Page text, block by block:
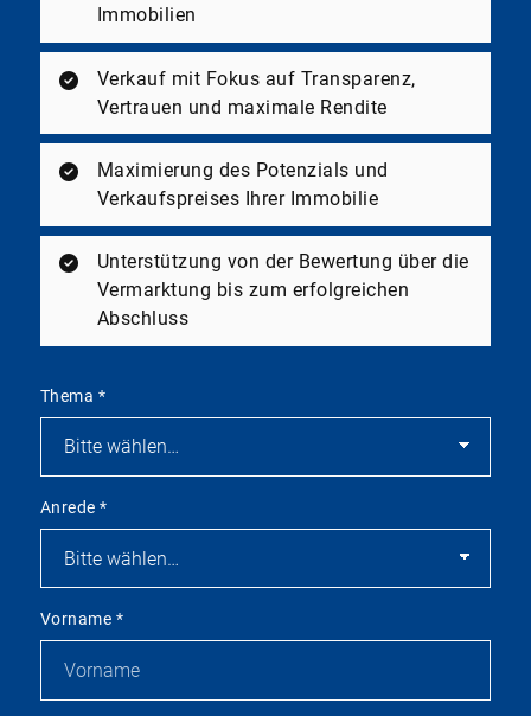
Immobilien
Verkauf mit Fokus auf Transparenz,
Vertrauen und maximale Rendite
Maximierung des Potenzials und
Verkaufspreises Ihrer Immobilie
Unterstützung von der Bewertung über die
Vermarktung bis zum erfolgreichen
Abschluss
Thema *
Anrede*
Vorname *